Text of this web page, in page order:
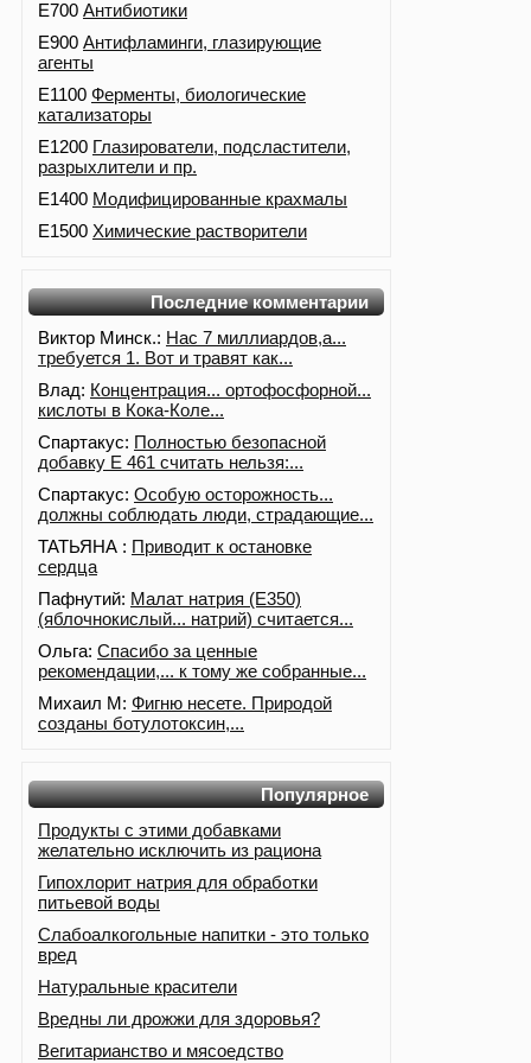
E700 Антибиотики
E900 Антифламинги, глазирующие
агенты
E1100 Ферменты, биологические
катализаторы
E1200 Глазирователи, подсластители,
разрыхлители и пр.
E1400 Модифицированные крахмалы
E1500 Химические растворители
Последние комментарии
Виктор Минск.: Нас 7 миллиардов,а...
требуется 1. Вот и травят как...
Влад: Концентрация... ортофосфорной...
кислоты в Кока-Коле...
Спартакус: Полностью безопасной
добавку Е 461 считать нельзя:...
Спартакус: Особую осторожность...
должны соблюдать люди, страдающие...
ТАТЬЯНА : Приводит к остановке
сердца
Пафнутий: Малат натрия (E350)
(яблочнокислый... натрий) считается...
Ольга: Спасибо за ценные
рекомендации,... к тому же собранные...
Михаил М: Фигню несете. Природой
созданы ботулотоксин,...
Популярное
Продукты с этими добавками
желательно исключить из рациона
Гипохлорит натрия для обработки
питьевой воды
Слабоалкогольные напитки - это только
вред
Натуральные красители
Вредны ли дрожжи для здоровья?
Вегитарианство и мясоедство